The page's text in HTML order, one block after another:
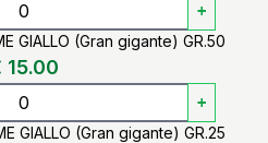
+
GIALLO (Gran gigante) GR.50
15.00
+
GIALLO (Gran gigante) GR.25